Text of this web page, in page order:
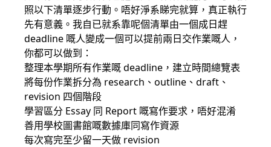
照以下清單逐步行動。唔好淨系睇完就算，真正執行
先有意義。我自已就系靠呢個清單由一個成日趕
deadline 嘅人變成一個可以提前兩日交作業嘅人，
你都可以做到：
整理本學期所有作業嘅 deadline，建立時間總覽表
將每份作業拆分為 research、outline、draft、
revision 四個階段
學習區分 Essay 同 Report 嘅寫作要求，唔好混淆
善用學校圖書館嘅數據庫同寫作資源
每次寫完至少留一天做 revision